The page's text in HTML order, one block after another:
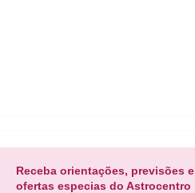
Receba orientações, previsões e
ofertas especias do Astrocentro